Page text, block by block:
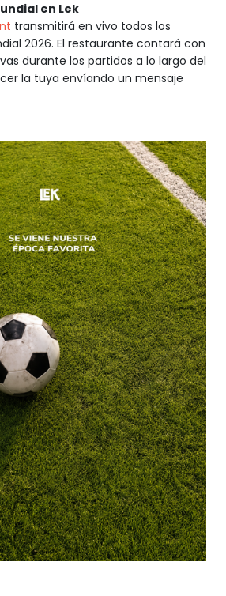
en Lek
transmitirá en vivo todos los
2026. El restaurante contará con
durante los partidos a lo largo del
la tuya envíando un mensaje